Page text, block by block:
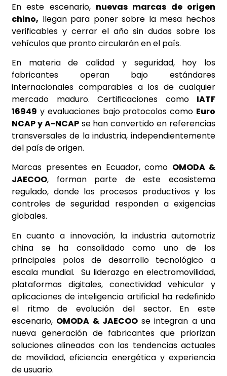
En este escenario, nuevas marcas de origen
chino, llegan para poner sobre la mesa hechos
verificables y cerrar el año sin dudas sobre los
vehículos que pronto circularán en el país.
En materia de calidad y seguridad, hoy los
fabricantes operan bajo estándares
internacionales comparables a los de cualquier
mercado maduro. Certificaciones como IATF
16949 y evaluaciones bajo protocolos como Euro
NCAP y A-NCAPse han convertido en referencias
transversales de la industria, independientemente
del país de origen.
Marcas presentes en Ecuador, como OMODA &
JAECOO, forman parte de este ecosistema
regulado, donde los procesos productivos y los
controles de seguridad responden a exigencias
globales.
En cuanto a innovación, la industria automotriz
china se ha consolidado como uno de los
principales polos de desarrollo tecnológico a
escala mundial. Su liderazgo en electromovilidad,
plataformas digitales, conectividad vehicular y
aplicaciones de inteligencia artificial ha redefinido
el ritmo de evolución del sector. En este
escenario, OMODA & JAECOOse integran a una
nueva generación de fabricantes que priorizan
soluciones alineadas con las tendencias actuales
de movilidad, eficiencia energética y experiencia
de usuario.